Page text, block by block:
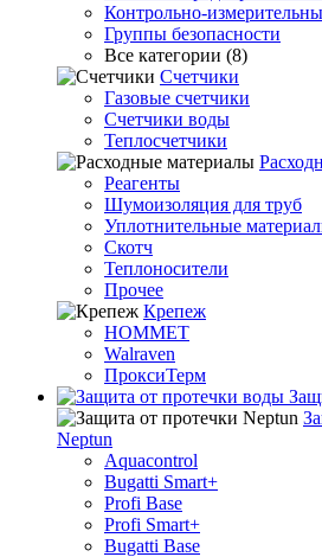
Контрольно-
Группы безопасности
Все категории (8)
Счетчики
Газовые счетчики
Счетчики воды
Теплосчетчики
Реагенты
Шумоизоляция для труб
Уплотнительные
Скотч
Теплоносители
Прочее
Крепеж
HOMMET
Walraven
ПроксиТерм
Neptun
Aquacontrol
Bugatti Smart+
Profi Base
Profi Smart+
Bugatti Base